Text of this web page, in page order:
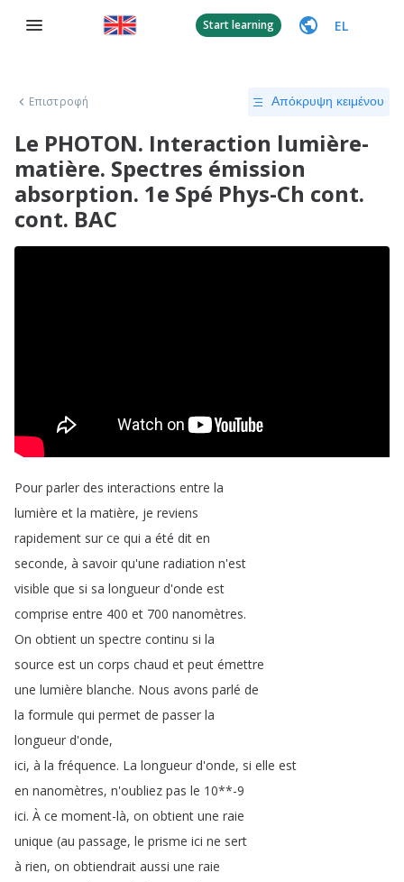
Start learning EL
Επιστροφή Απόκρυψη κειμένου
Le PHOTON. Interaction lumière-
matière. Spectres émission
absorption. 1e Spé Phys-Ch cont.
cont. BAC
Pour parler des interactions entre la
lumière et la matière, je reviens
rapidement sur ce qui a été dit en
seconde, à savoir qu'une radiation n'est
visible que si sa longueur d'onde est
comprise entre 400 et 700 nanomètres.
On obtient un spectre continu si la
source est un corps chaud et peut émettre
une lumière blanche. Nous avons parlé de
la formule qui permet de passer la
longueur d'onde,
ici, à la fréquence. La longueur d'onde, si elle est
en nanomètres, n'oubliez pas le 10**-9
ici. À ce moment-là, on obtient une raie
unique (au passage, le prisme ici ne sert
à rien, on obtiendrait aussi une raie